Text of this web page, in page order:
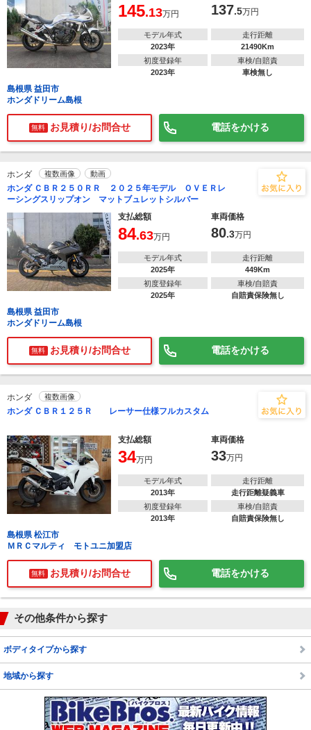
145.13万円 137.5万円
モデル年式
2023年
走行距離
21490Km
初度登録年
2023年
車検/自賠責
車検無し
島根県 益田市
ホンダドリーム島根
無料 お見積り/お問合せ 電話をかける
ホンダ 複数画像 動画
ホンダ ＣＢＲ２５０ＲＲ ２０２５年モデル ＯＶＥＲレ
ーシングスリップオン マットブュレットシルバー
支払総額
車両価格
84.63万円 80.3万円
モデル年式
2025年
走行距離
449Km
初度登録年
2025年
車検/自賠責
自賠責保険無し
島根県 益田市
ホンダドリーム島根
無料 お見積り/お問合せ 電話をかける
ホンダ 複数画像
ホンダ ＣＢＲ１２５Ｒ レーサー仕様フルカスタム
支払総額 車両価格
34万円 33万円
モデル年式
2013年
走行距離
走行距離疑義車
初度登録年
2013年
車検/自賠責
自賠責保険無し
島根県 松江市
ＭＲＣマルティ モトユニ加盟店
無料 お見積り/お問合せ 電話をかける
その他条件から探す
ボディタイプから探す
地域から探す
で相場をチェック！
まずはメーカーを選択する
型式(任意)